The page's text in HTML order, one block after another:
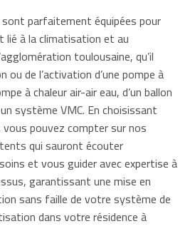
sont parfaitement équipées pour
à la climatisation et au
toulousaine, qu’il
ou de l’activation d’une pompe à
à chaleur air-air eau, d’un ballon
système VMC. En choisissant
pouvez compter sur nos
qui sauront écouter
et vous guider avec expertise à
garantissant une mise en
sans faille de votre système de
dans votre résidence à